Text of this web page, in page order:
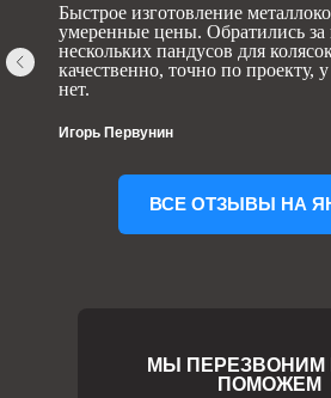
Быстрое изготовление
умеренные цены. Обратились за
нескольких пандусов для
качественно, точно по проекту,
нет.
Игорь Первунин
ВСЕ ОТЗЫВЫ НА
МЫ ПЕРЕЗВОНИМ
ПОМОЖЕМ